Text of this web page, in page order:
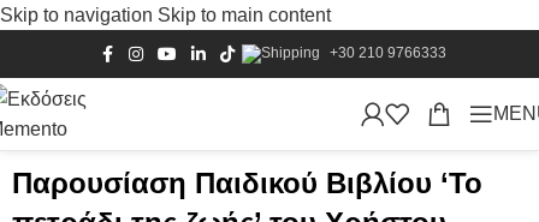
Skip to navigation Skip to main content
+30 210 9766333
Παρουσίαση Παιδικού Βιβλίου ‘Το